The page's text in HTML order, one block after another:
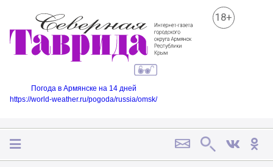
18+
Погода в Армянске на 14 дней
https://world-weather.ru/pogoda/russia/omsk/